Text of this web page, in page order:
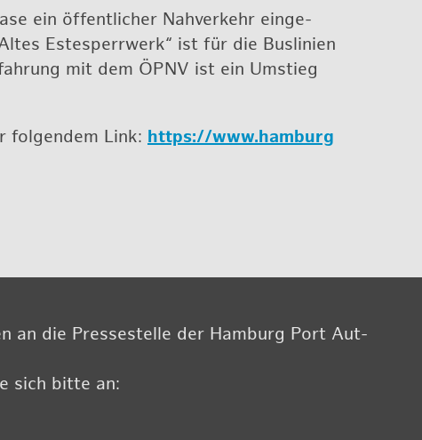
ein öf­fent­li­cher Nah­ver­kehr ein­ge­
Es­te­sperr­werk“ ist für die Bus­li­ni­en
mit dem ÖPNV ist ein Um­stieg
fol­gen­dem Link: https://​www.​hamburg
an die Pres­se­stel­le der Ham­burg Port Aut­
sich bitte an: